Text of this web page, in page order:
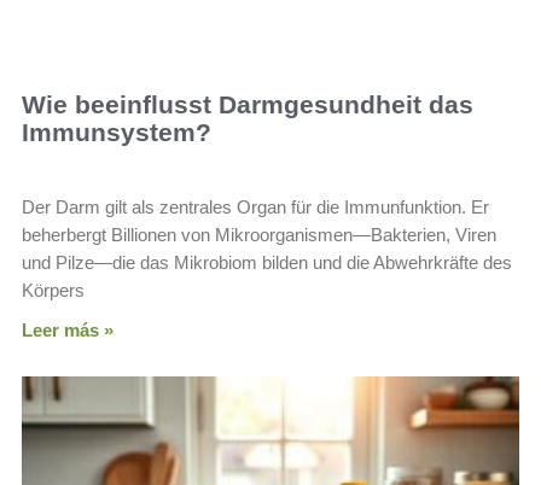
Wie beeinflusst Darmgesundheit das
Immunsystem?
Der Darm gilt als zentrales Organ für die Immunfunktion. Er
beherbergt Billionen von Mikroorganismen—Bakterien, Viren
und Pilze—die das Mikrobiom bilden und die Abwehrkräfte des
Körpers
Leer más »